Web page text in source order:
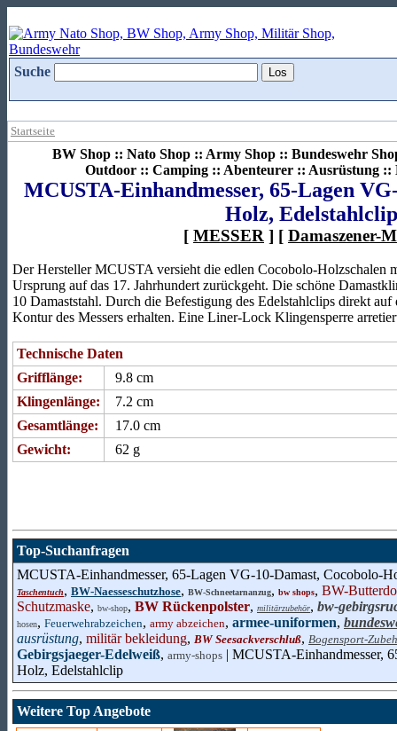
Suche
Startseite
BW Shop :: Nato Shop :: Army Shop :: Bundeswehr
Outdoor :: Camping :: Abenteurer :: Ausrüstung ::
MCUSTA-Einhandmesser, 65-Lagen
Holz,
[ MESSER ] [ Damaszener-
Der Hersteller MCUSTA versieht die edlen Cocobolo-Holzschalen
Ursprung auf das 17. Jahrhundert zurückgeht. Die schöne
10 Damaststahl. Durch die Befestigung des Edelstahlclips direkt
Kontur des Messers erhalten. Eine Liner-Lock Klingensperre
Technische Daten
Grifflänge:
9.8 cm
Klingenlänge:
7.2 cm
Gesamtlänge:
17.0 cm
Gewicht:
62 g
Top-Suchanfragen
MCUSTA-Einhandmesser, 65-Lagen VG-10-Damast, Cocobolo-
Taschentuch, BW-Naesseschutzhose, BW-Schneetarnanzug, bw shops, BW-
Schutzmaske, bw-shop, BW Rückenpolster, militärzubehör, bw-
hosen, Feuerwehrabzeichen, army abzeichen, armee-uniformen,
ausrüstung, militär bekleidung, BW Seesackverschluß, Bogensport-
Gebirgsjaeger-Edelweiß, army-shops | MCUSTA-Einhandmesser,
Holz, Edelstahlclip
Weitere Top Angebote